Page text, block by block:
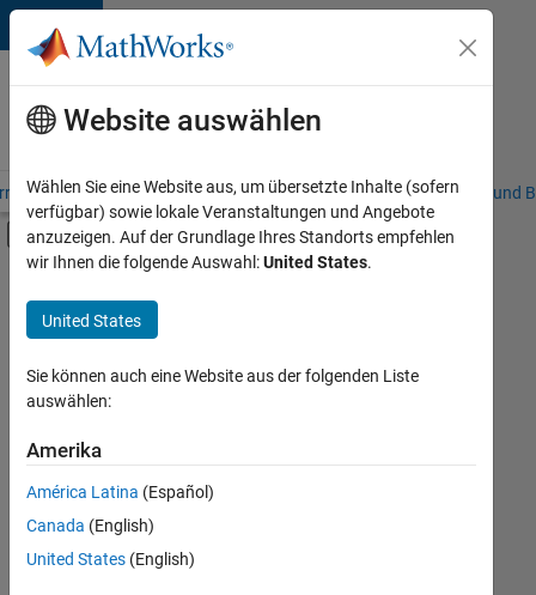
Weiter zum Inhalt
Karriere
bei
MathWorks
– Übersicht Stellensuche Niederlassungen Studierende und
Umschaltung für Off-Canvas-
Hauptinhalt
Praktika
Advanced Support
Business Applications and Tools
Globalisierung
Infrastructure and Architecture
Quality Engineering
Release Engineering
Technical Writing
+8
Derzeit
es
keine
offenen
Stellen,
Website auswählen
Wählen Sie eine Website aus, um übersetzte Inhalte (sofern
verfügbar) sowie lokale Veranstaltungen und Angebote
anzuzeigen. Auf der Grundlage Ihres Standorts empfehlen
wir Ihnen die folgende Auswahl:United States.
United States
Sie können auch eine Website aus der folgenden Liste
auswählen:
Amerika
América Latina (Español)
Canada (English)
United States (English)